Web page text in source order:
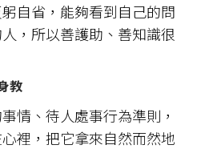
自省，能夠看到自己的問
，所以善護助、善知識很
教
情、待人處事行為準則，
裡，把它拿來自然而然地